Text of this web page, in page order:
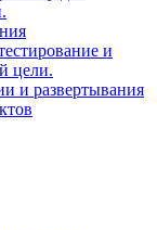
и
цели.
и развертывания